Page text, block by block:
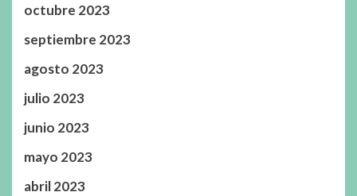
octubre 2023
septiembre 2023
agosto 2023
julio 2023
junio 2023
mayo 2023
abril 2023